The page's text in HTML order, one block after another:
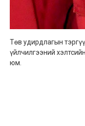
Төв удирдлагын
үйлчилгээний
юм.